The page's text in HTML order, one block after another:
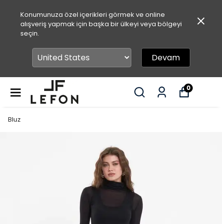
Konumunuza özel içerikleri görmek ve online
alışveriş yapmak için başka bir ülkeyi veya bölgeyi
seçin.
Devam
0
Bluz